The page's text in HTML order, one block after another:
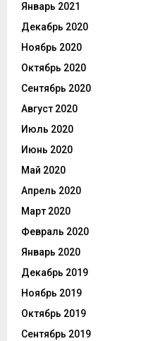
Январь 2021
Декабрь 2020
Ноябрь 2020
Октябрь 2020
Сентябрь 2020
Август 2020
Июль 2020
Июнь 2020
Май 2020
Апрель 2020
Март 2020
Февраль 2020
Январь 2020
Декабрь 2019
Ноябрь 2019
Октябрь 2019
Сентябрь 2019